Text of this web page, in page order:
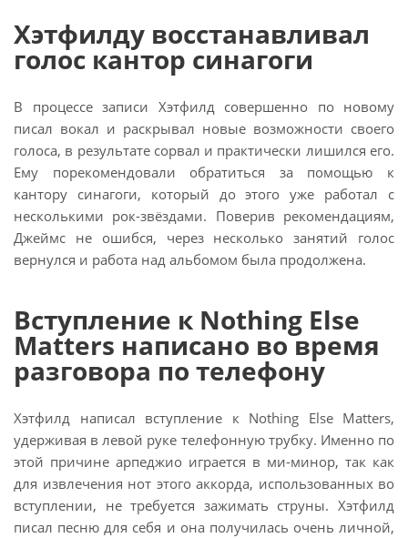
Хэтфилду восстанавливал
голос кантор синагоги
В процессе записи Хэтфилд совершенно по новому
писал вокал и раскрывал новые возможности своего
голоса, в результате сорвал и практически лишился его.
Ему порекомендовали обратиться за помощью к
кантору синагоги, который до этого уже работал с
несколькими рок-звёздами. Поверив рекомендациям,
Джеймс не ошибся, через несколько занятий голос
вернулся и работа над альбомом была продолжена.
Вступление к Nothing Else
Matters написано во время
разговора по телефону
Хэтфилд написал вступление к Nothing Else Matters,
удерживая в левой руке телефонную трубку. Именно по
этой причине арпеджио играется в ми-минор, так как
для извлечения нот этого аккорда, использованных во
вступлении, не требуется зажимать струны. Хэтфилд
писал песню для себя и она получилась очень личной,